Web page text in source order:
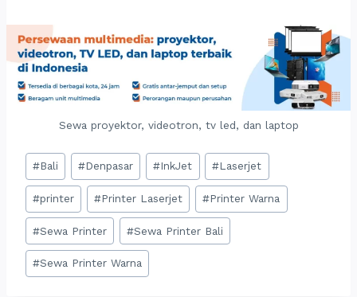
Sewa proyektor, videotron, tv led, dan laptop
Post
Tags:
#Bali #Denpasar #InkJet #Laserjet
#printer #Printer Laserjet #Printer Warna
#Sewa Printer #Sewa Printer Bali
#Sewa Printer Warna